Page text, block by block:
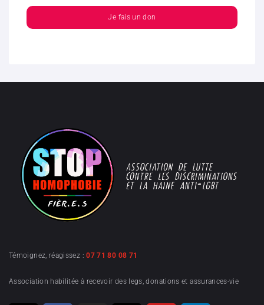
Je fais un don
Témoignez, réagissez :07 71 80 08 71
Association habilitée à recevoir des legs, donations et assurances-vie